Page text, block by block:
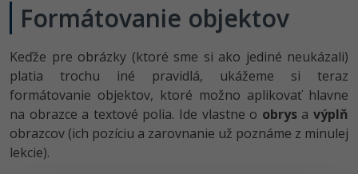
Formátovanie objektov
Keďže pre obrázky (ktoré sme si ako jediné neukázali)
platia trochu iné pravidlá, ukážeme si teraz
formátovanie objektov, ktoré možno aplikovať hlavne
na obrazce a textové polia. Ide vlastne o obrysavýplň
obrazcov (ich pozíciu a zarovnanie už poznáme z minulej
lekcie).